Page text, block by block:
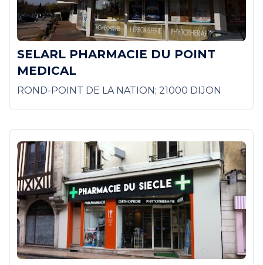
SELARL PHARMACIE DU POINT
MEDICAL
ROND-POINT DE LA NATION; 21000 DIJON